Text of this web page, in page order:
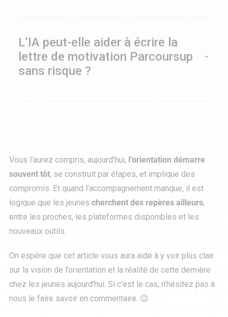
des réponses sourcées (et vérifiez toujours
derrière), et conseillez à votre ado de
reformuler systématiquement avec ses propres
L’IA peut-elle aider à écrire la
lettre de motivation Parcoursup
sans risque ?
peut faciliter la rédaction (c’est un usage
fréquent), mais l’écrit final doit rester
authentique et cohérent avec le dossier.
Vous l’aurez compris, aujourd’hui, l’orientation démarre
souvent tôt, se construit par étapes, et implique des
compromis. Et quand l’accompagnement manque, il est
logique que les jeunes cherchent des repères ailleurs,
entre les proches, les plateformes disponibles et les
nouveaux outils.
On espère que cet article vous aura aidé à y voir plus clair
sur la vision de l’orientation et la réalité de cette dernière
chez les jeunes aujourd’hui. Si c’est le cas, n’hésitez pas à
nous le faire savoir en commentaire. 😉